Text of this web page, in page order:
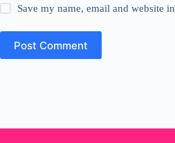
Save my name, email and website
Post Comment